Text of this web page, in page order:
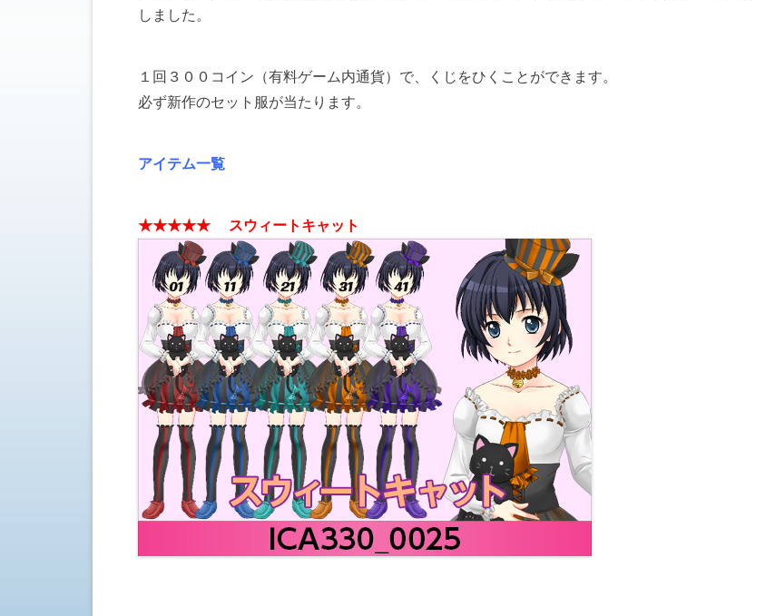
しました。
１回３００コイン（有料ゲーム内通貨）で、くじをひくことができます。
必ず新作のセット服が当たります。
アイテム一覧
★★★★★ スウィートキャット